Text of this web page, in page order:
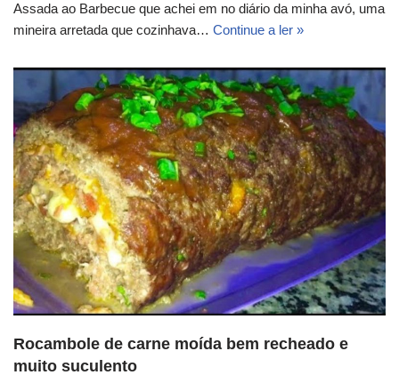
Assada ao Barbecue que achei em no diário da minha avó, uma
mineira arretada que cozinhava… Continue a ler »
Rocambole de carne moída bem recheado e
muito suculento